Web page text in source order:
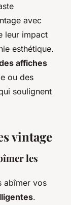
avec
leur impact
esthétique.
affiches
ou des
soulignent
vintage
les
abîmer vos
.